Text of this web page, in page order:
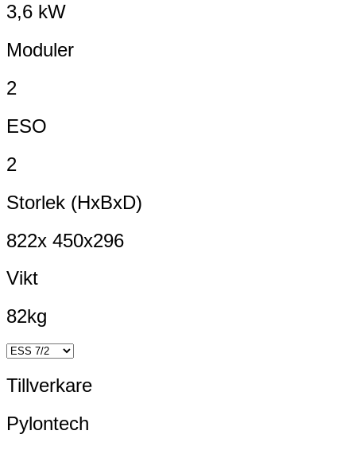
3,6 kW
Moduler
2
ESO
2
Storlek (HxBxD)
822x 450x296
Vikt
82kg
Tillverkare
Pylontech